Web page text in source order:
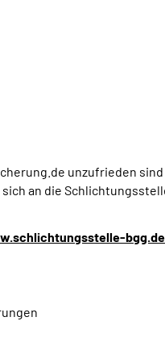
unzufrieden
an die
bgg.de